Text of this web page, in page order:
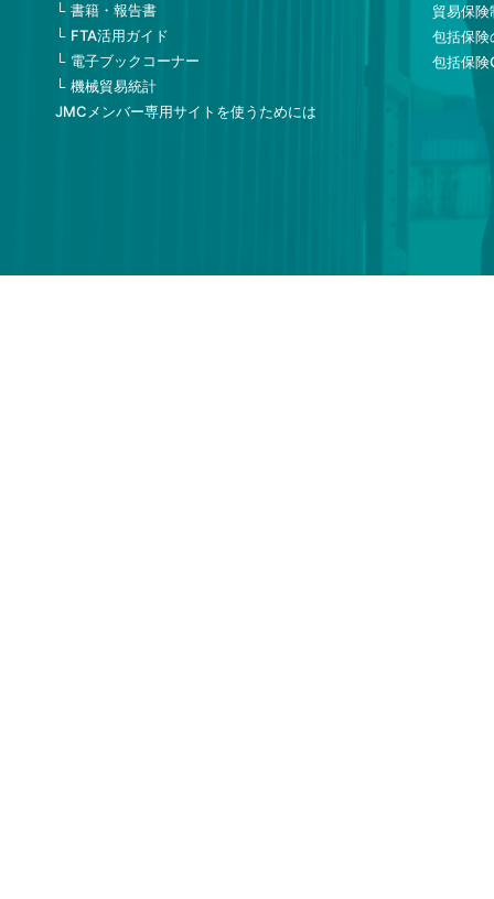
書籍・報告書
FTA活用ガイド
電子ブックコーナー
機械貿易統計
JMCメンバー専用サイトを使うためには
貿易保険
包括保険
包括保険